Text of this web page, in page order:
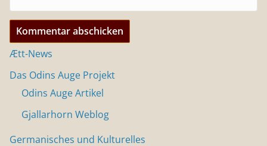
Ætt-News
Das Odins Auge Projekt
Odins Auge Artikel
Gjallarhorn Weblog
Germanisches und Kulturelles